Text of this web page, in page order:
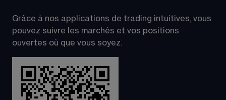
Grâce à nos applications de trading intuitives, vous
pouvez suivre les marchés et vos positions
ouvertes où que vous soyez.